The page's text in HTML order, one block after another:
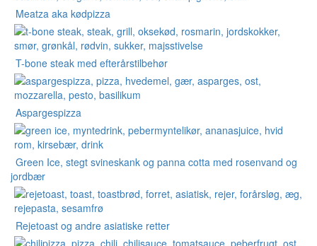
Meatza aka kødpizza
T-bone steak med efterårstilbehør
Aspargespizza
Green Ice, stegt svineskank og panna cotta med rosenvand og
jordbær
Rejetoast og andre asiatiske retter